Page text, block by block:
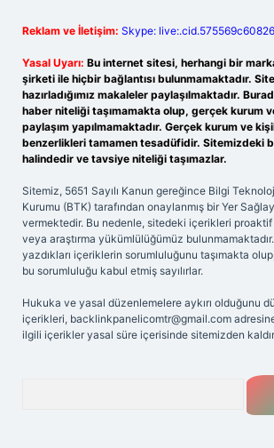
Reklam ve İletişim: Skype:
Yasal Uyarı: Bu internet sitesi, herhangi bir
şirketi ile hiçbir bağlantısı bulunmamaktadır.
hazırladığımız makaleler paylaşılmaktadır.
haber niteliği taşımamakta olup, gerçek kurum
paylaşım yapılmamaktadır. Gerçek kurum ve
benzerlikleri tamamen tesadüfidir. Sitemizdeki
halindedir ve tavsiye niteliği taşımazlar.
Sitemiz, 5651 Sayılı Kanun gereğince Bilgi
Kurumu (BTK) tarafından onaylanmış bir Yer
vermektedir. Bu nedenle, sitedeki içerikleri
veya araştırma yükümlülüğümüz
yazdıkları içeriklerin sorumluluğunu taşımakta
bu sorumluluğu kabul etmiş sayılırlar.
Hukuka ve yasal düzenlemelere aykırı olduğunu
içerikleri, backlinkpanelicomtr@gmail.com
ilgili içerikler yasal süre içerisinde sitemizden